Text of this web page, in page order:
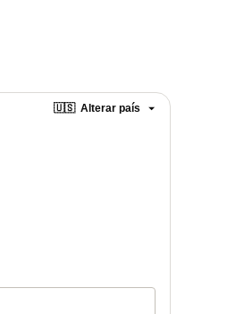
🇺🇸 Alterar país